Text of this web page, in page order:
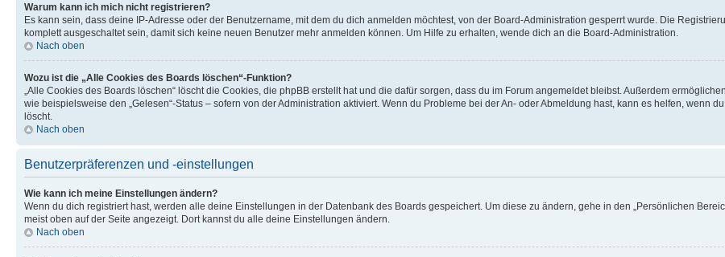
Warum kann ich mich nicht registrieren?
Es kann sein, dass deine IP-Adresse oder der Benutzername, mit dem du dich anmelden möchtest, von der Board-Administration gesperrt wurde. Die
komplett ausgeschaltet sein, damit sich keine neuen Benutzer mehr anmelden können. Um Hilfe zu erhalten, wende dich an die Board-Administration.
Nach oben
Wozu ist die „Alle Cookies des Boards löschen“-Funktion?
„Alle Cookies des Boards löschen“ löscht die Cookies, die phpBB erstellt hat und die dafür sorgen, dass du im Forum angemeldet bleibst. Außerdem
wie beispielsweise den „Gelesen“-Status – sofern von der Administration aktiviert. Wenn du Probleme bei der An- oder Abmeldung hast, kann es helfen, wenn
löscht.
Nach oben
Benutzerpräferenzen und -einstellungen
Wie kann ich meine Einstellungen ändern?
Wenn du dich registriert hast, werden alle deine Einstellungen in der Datenbank des Boards gespeichert. Um diese zu ändern, gehe in den „Persönlichen
meist oben auf der Seite angezeigt. Dort kannst du alle deine Einstellungen ändern.
Nach oben